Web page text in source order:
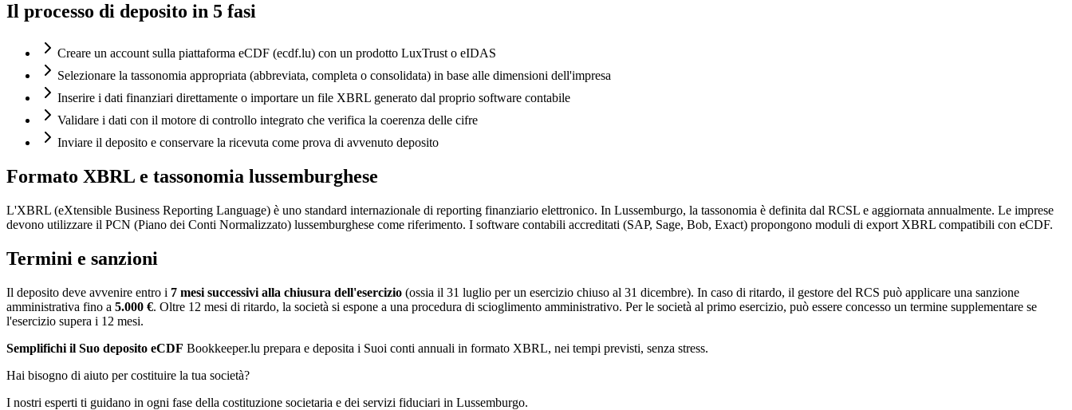
Il processo di deposito in 5 fasi
Creare un account sulla piattaforma eCDF (ecdf.lu) con un prodotto LuxTrust o eIDAS
Selezionare la tassonomia appropriata (abbreviata, completa o consolidata) in base alle dimensioni dell'impresa
Inserire i dati finanziari direttamente o importare un file XBRL generato dal proprio software contabile
Validare i dati con il motore di controllo integrato che verifica la coerenza delle cifre
Inviare il deposito e conservare la ricevuta come prova di avvenuto deposito
Formato XBRL e tassonomia lussemburghese
L'XBRL (eXtensible Business Reporting Language) è uno standard internazionale di reporting finanziario elettronico. In Lussemburgo, la tassonomia è definita dal RCSL e aggiornata annualmente. Le imprese
devono utilizzare il PCN (Piano dei Conti Normalizzato) lussemburghese come riferimento. I software contabili accreditati (SAP, Sage, Bob, Exact) propongono moduli di export XBRL compatibili con eCDF.
Termini e sanzioni
Il deposito deve avvenire entro i 7 mesi successivi alla chiusura dell'esercizio (ossia il 31 luglio per un esercizio chiuso al 31 dicembre). In caso di ritardo, il gestore del RCS può applicare una sanzione
amministrativa fino a 5.000 €. Oltre 12 mesi di ritardo, la società si espone a una procedura di scioglimento amministrativo. Per le società al primo esercizio, può essere concesso un termine supplementare se
l'esercizio supera i 12 mesi.
Semplifichi il Suo deposito eCDF Bookkeeper.lu prepara e deposita i Suoi conti annuali in formato XBRL, nei tempi previsti, senza stress.
Hai bisogno di aiuto per costituire la tua società?
I nostri esperti ti guidano in ogni fase della costituzione societaria e dei servizi fiduciari in Lussemburgo.